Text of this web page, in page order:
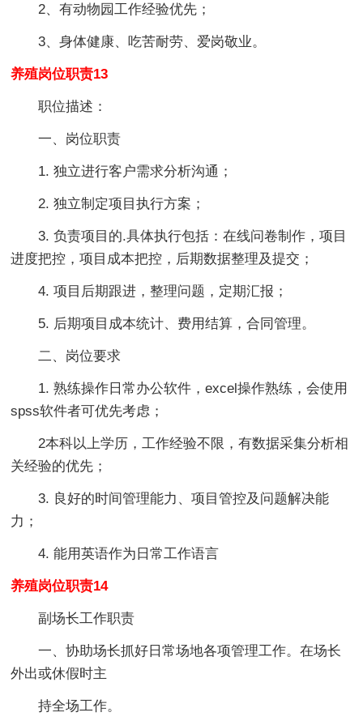
2、有动物园工作经验优先；
3、身体健康、吃苦耐劳、爱岗敬业。
养殖岗位职责13
职位描述：
一、岗位职责
1. 独立进行客户需求分析沟通；
2. 独立制定项目执行方案；
3. 负责项目的.具体执行包括：在线问卷制作，项目
进度把控，项目成本把控，后期数据整理及提交；
4. 项目后期跟进，整理问题，定期汇报；
5. 后期项目成本统计、费用结算，合同管理。
二、岗位要求
1. 熟练操作日常办公软件，excel操作熟练，会使用
spss软件者可优先考虑；
2本科以上学历，工作经验不限，有数据采集分析相
关经验的优先；
3. 良好的时间管理能力、项目管控及问题解决能
力；
4. 能用英语作为日常工作语言
养殖岗位职责14
副场长工作职责
一、协助场长抓好日常场地各项管理工作。在场长
外出或休假时主
持全场工作。